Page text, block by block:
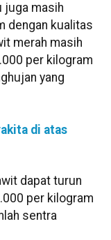
juga masih
dengan kualitas
merah masih
per kilogram
yang
di atas
dapat turun
per kilogram
sentra